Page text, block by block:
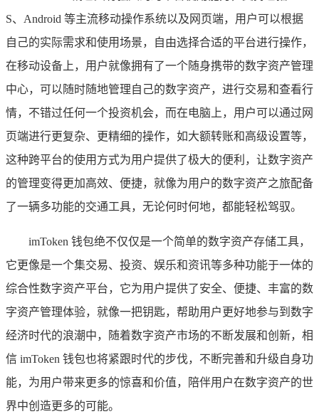
S、Android 等主流移动操作系统以及网页端，用户可以根据
自己的实际需求和使用场景，自由选择合适的平台进行操作，
在移动设备上，用户就像拥有了一个随身携带的数字资产管理
中心，可以随时随地管理自己的数字资产，进行交易和查看行
情，不错过任何一个投资机会，而在电脑上，用户可以通过网
页端进行更复杂、更精细的操作，如大额转账和高级设置等，
这种跨平台的使用方式为用户提供了极大的便利，让数字资产
的管理变得更加高效、便捷，就像为用户的数字资产之旅配备
了一辆多功能的交通工具，无论何时何地，都能轻松驾驭。
imToken 钱包绝不仅仅是一个简单的数字资产存储工具，
它更像是一个集交易、投资、娱乐和资讯等多种功能于一体的
综合性数字资产平台，它为用户提供了安全、便捷、丰富的数
字资产管理体验，就像一把钥匙，帮助用户更好地参与到数字
经济时代的浪潮中，随着数字资产市场的不断发展和创新，相
信 imToken 钱包也将紧跟时代的步伐，不断完善和升级自身功
能，为用户带来更多的惊喜和价值，陪伴用户在数字资产的世
界中创造更多的可能。